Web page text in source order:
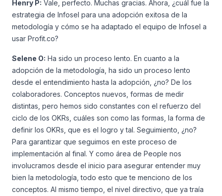
Henry P: Vale, perfecto. Muchas gracias. Ahora, ¿cuál fue la
estrategia de Infosel para una adopción exitosa de la
metodología y cómo se ha adaptado el equipo de Infosel a
usar Profit.co?
Selene O: Ha sido un proceso lento. En cuanto a la
adopción de la metodología, ha sido un proceso lento
desde el entendimiento hasta la adopción, ¿no? De los
colaboradores. Conceptos nuevos, formas de medir
distintas, pero hemos sido constantes con el refuerzo del
ciclo de los OKRs, cuáles son como las formas, la forma de
definir los OKRs, que es el logro y tal. Seguimiento, ¿no?
Para garantizar que seguimos en este proceso de
implementación al final. Y como área de People nos
involucramos desde el inicio para asegurar entender muy
bien la metodología, todo esto que te menciono de los
conceptos. Al mismo tiempo, el nivel directivo, que ya traía